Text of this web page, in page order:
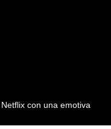
con una emotiva